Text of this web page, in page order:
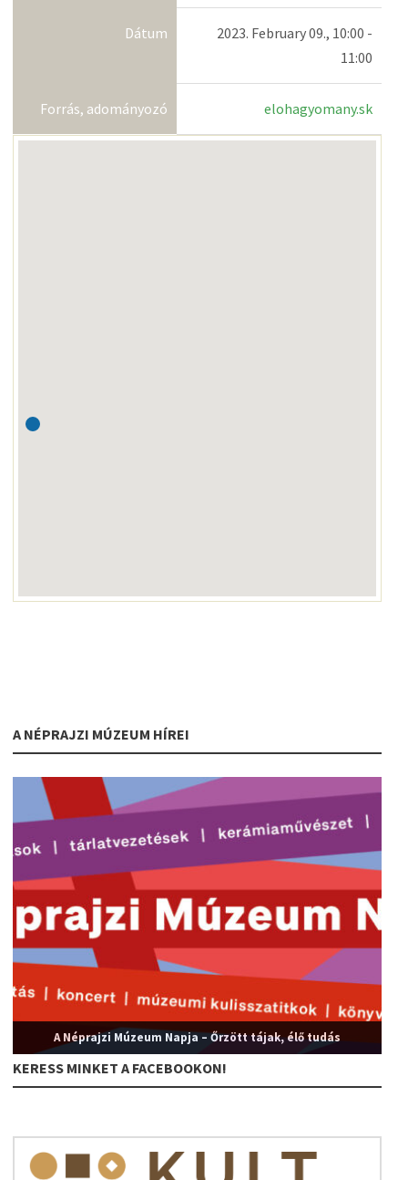
Dátum
2023. February 09., 10:00 -
11:00
Forrás, adományozó elohagyomany.sk
A NÉPRAJZI MÚZEUM HÍREI
A Néprajzi Múzeum Napja – Őrzött tájak, élő tudás
KERESS MINKET A FACEBOOKON!